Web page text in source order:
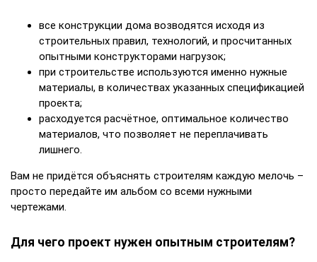
все конструкции дома возводятся исходя из
строительных правил, технологий, и просчитанных
опытными конструкторами нагрузок;
при строительстве используются именно нужные
материалы, в количествах указанных спецификацией
проекта;
расходуется расчётное, оптимальное количество
материалов, что позволяет не переплачивать
лишнего.
Вам не придётся объяснять строителям каждую мелочь –
просто передайте им альбом со всеми нужными
чертежами.
Для чего проект нужен опытным строителям?